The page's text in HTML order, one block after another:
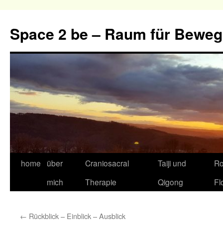
springen
Space 2 be – Raum für
home
über
mich
Craniosacral
Therapie
Taiji und
Qigong
← Rückblick – Einblick – Ausblick